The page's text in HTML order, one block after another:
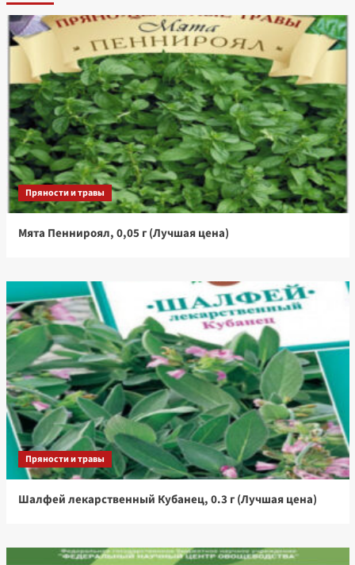
Пряности и травы
Мята Пеннироял, 0,05 г (Лучшая цена)
Пряности и травы
Шалфей лекарственный Кубанец, 0.3 г (Лучшая цена)